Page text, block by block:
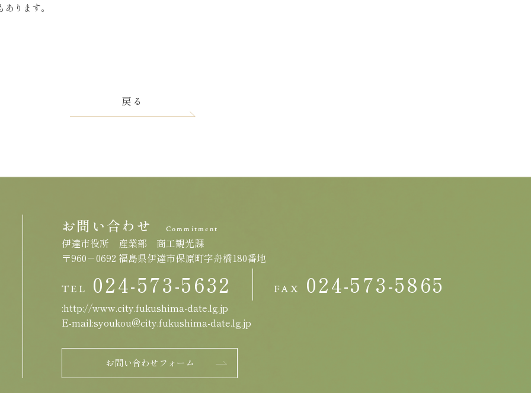
ります。
戻る
お問い合わせ Commitment
伊達市役所 産業部 商工観光課
〒960－0692 福島県伊達市保原町字舟橋180番地
TEL 024-573-5632 FAX 024-573-5865
:http://www.city.fukushima-date.lg.jp
E-mail:syoukou@city.fukushima-date.lg.jp
お問い合わせフォーム